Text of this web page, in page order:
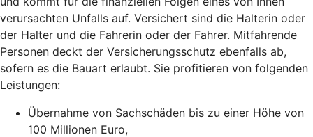
verursachten Unfalls auf. Versichert sind die Halterin oder
der Halter und die Fahrerin oder der Fahrer. Mitfahrende
Personen deckt der Versicherungsschutz ebenfalls ab,
sofern es die Bauart erlaubt. Sie profitieren von folgenden
Leistungen:
Übernahme von Sachschäden bis zu einer Höhe von
100 Millionen Euro,